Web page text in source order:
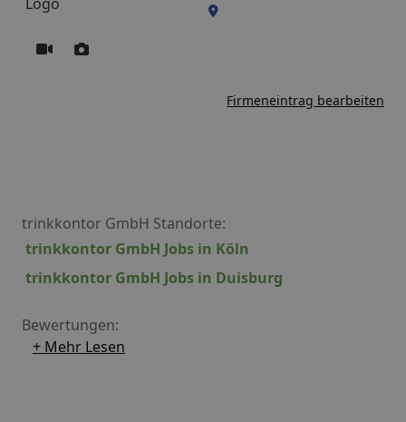
Firmeneintrag bearbeiten
trinkkontor GmbH Standorte:
trinkkontor GmbH Jobs in Köln
trinkkontor GmbH Jobs in Duisburg
Bewertungen:
+ Mehr Lesen